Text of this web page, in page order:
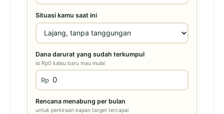
Situasi kamu saat ini
Dana darurat yang sudah terkumpul
isi Rp0 kalau baru mau mulai
Rp
Rencana menabung per bulan
untuk perkiraan kapan target tercapai